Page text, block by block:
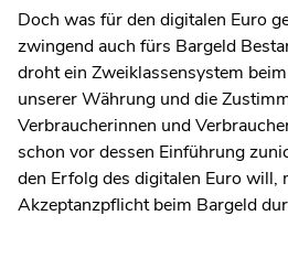
Doch was für den digitalen Euro
zwingend auch fürs Bargeld
droht ein Zweiklassensystem
unserer Währung und die
Verbraucherinnen und
schon vor dessen Einführung
den Erfolg des digitalen Euro will,
Akzeptanzpflicht beim Bargeld